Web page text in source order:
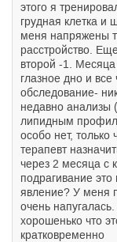
этого я
грудная клетка и
меня напряжены
расстройство.
второй -1. Месяца
глазное дно и
обследование-
недавно
липидным
особо нет,
терапевт
через 2 месяца с
подрагивание
явление? У меня
очень
хорошенько что
кратковременно